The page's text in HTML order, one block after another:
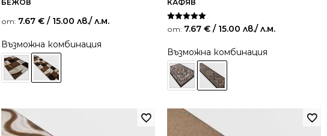
БЕЖОВ
от: 7.67 € / 15.00 лв./ л.м.
Възможна комбинация
КАФЯВ
Оценено на
5.00
от: 7.67 € / 15.00 лв./ л.м.
Възможна комбинация